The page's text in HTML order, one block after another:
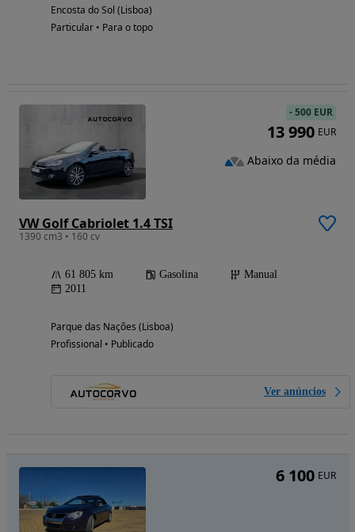
Encosta do Sol (Lisboa)
Particular • Para o topo
VW Golf Cabriolet 1.4 TSI
1390 cm3 • 160 cv
61 805 km Gasolina
Manual
2011
Parque das Nações (Lisboa)
Profissional • Publicado
Ver anúncios
-500 EUR
13 990 EUR
Abaixo da média
6 100 EUR